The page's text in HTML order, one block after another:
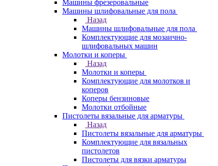
Машины фрезеровальные
Машины шлифовальные для пола
Назад
Машины шлифовальные для пола
Комплектующие для мозаично-
шлифовальных машин
Молотки и коперы
Назад
Молотки и коперы
Комплектующие для молотков и
коперов
Коперы бензиновые
Молотки отбойные
Пистолеты вязальные для арматуры
Назад
Пистолеты вязальные для арматуры
Комплектующие для вязальных
пистолетов
Пистолеты для вязки арматуры